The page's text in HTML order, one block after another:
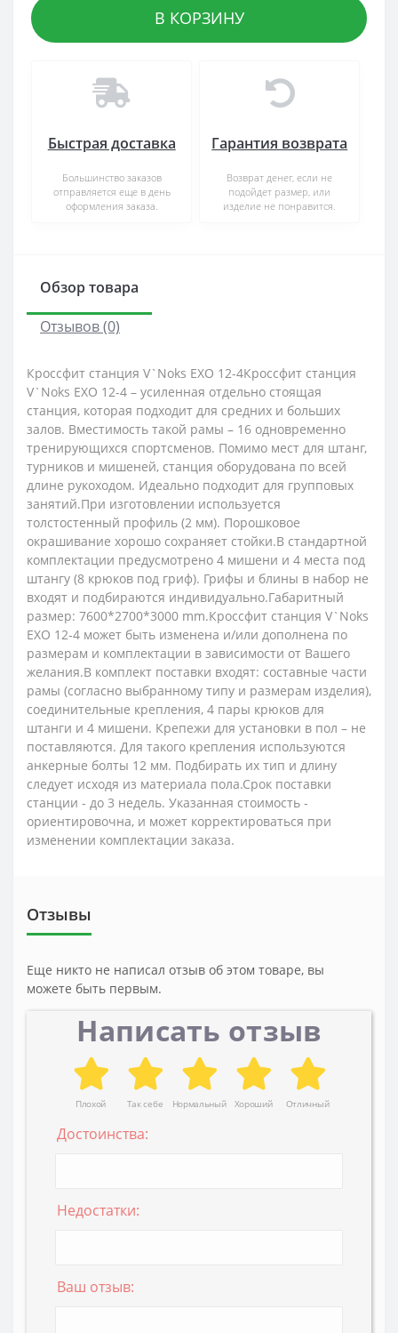
В КОРЗИНУ
Быстрая доставка
Большинство заказов
отправляется еще в день
оформления заказа.
Гарантия возврата
Возврат денег, если не
подойдет размер, или
изделие не понравится.
Обзор товара
Отзывов (0)
Кроссфит станция V`Noks EXO 12-4Кроссфит станция
V`Noks EXO 12-4 – усиленная отдельно стоящая
станция, которая подходит для средних и больших
залов. Вместимость такой рамы – 16 одновременно
тренирующихся спортсменов. Помимо мест для штанг,
турников и мишеней, станция оборудована по всей
длине рукоходом. Идеально подходит для групповых
занятий.При изготовлении используется
толстостенный профиль (2 мм). Порошковое
окрашивание хорошо сохраняет стойки.В стандартной
комплектации предусмотрено 4 мишени и 4 места под
штангу (8 крюков под гриф). Грифы и блины в набор не
входят и подбираются индивидуально.Габаритный
размер: 7600*2700*3000 mm.Кроссфит станция V`Noks
EXO 12-4 может быть изменена и/или дополнена по
размерам и комплектации в зависимости от Вашего
желания.В комплект поставки входят: составные части
рамы (согласно выбранному типу и размерам изделия),
соединительные крепления, 4 пары крюков для
штанги и 4 мишени. Крепежи для установки в пол – не
поставляются. Для такого крепления используются
анкерные болты 12 мм. Подбирать их тип и длину
следует исходя из материала пола.Срок поставки
станции - до 3 недель. Указанная стоимость -
ориентировочна, и может корректироваться при
изменении комплектации заказа.
Отзывы
Еще никто не написал отзыв об этом товаре, вы
можете быть первым.
Написать отзыв
Плохой Так себе Нормальный Хороший Отличный
Достоинства:
Недостатки:
Ваш отзыв: